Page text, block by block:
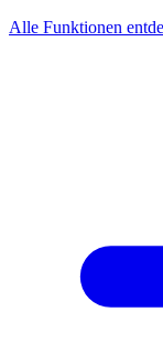
Alle Funktionen